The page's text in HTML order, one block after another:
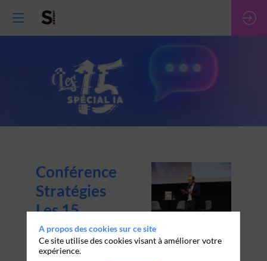
Conférence
Stratégies
Les 15,
spécial IA
Cette année
A propos des cookies sur ce site
Ce site utilise des cookies visant à améliorer votre
expérience.